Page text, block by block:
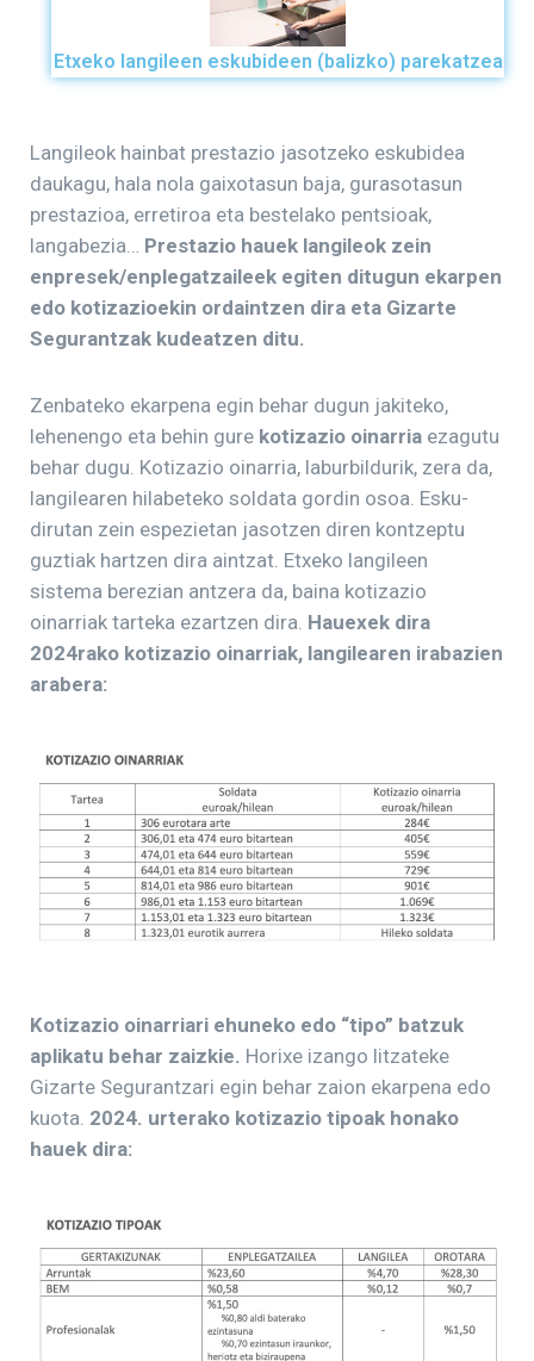
Etxeko langileen eskubideen (balizko) parekatzea
Langileok hainbat prestazio jasotzeko eskubidea
daukagu, hala nola gaixotasun baja, gurasotasun
prestazioa, erretiroa eta bestelako pentsioak,
langabezia… Prestazio hauek langileok zein
enpresek/enplegatzaileek egiten ditugun ekarpen
edo kotizazioekin ordaintzen dira eta Gizarte
Segurantzak kudeatzen ditu.
Zenbateko ekarpena egin behar dugun jakiteko,
lehenengo eta behin gure kotizazio oinarria ezagutu
behar dugu. Kotizazio oinarria, laburbildurik, zera da,
langilearen hilabeteko soldata gordin osoa. Esku-
dirutan zein espezietan jasotzen diren kontzeptu
guztiak hartzen dira aintzat. Etxeko langileen
sistema berezian antzera da, baina kotizazio
oinarriak tarteka ezartzen dira. Hauexek dira
2024rako kotizazio oinarriak, langilearen irabazien
arabera:
Kotizazio oinarriari ehuneko edo “tipo” batzuk
aplikatu behar zaizkie. Horixe izango litzateke
Gizarte Segurantzari egin behar zaion ekarpena edo
kuota. 2024. urterako kotizazio tipoak honako
hauek dira: